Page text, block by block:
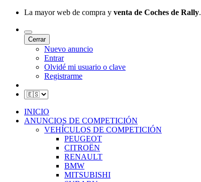
La mayor web de compra y venta de Coches de Rally.
Cerrar
Nuevo anuncio
Entrar
Olvidé mi usuario o clave
Registrarme
INICIO
ANUNCIOS DE COMPETICIÓN
VEHÍCULOS DE COMPETICIÓN
PEUGEOT
CITROËN
RENAULT
BMW
MITSUBISHI